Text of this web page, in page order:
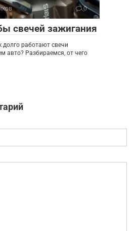
0
свечей зажигания
долго работают свечи
авто? Разбираемся, от чего